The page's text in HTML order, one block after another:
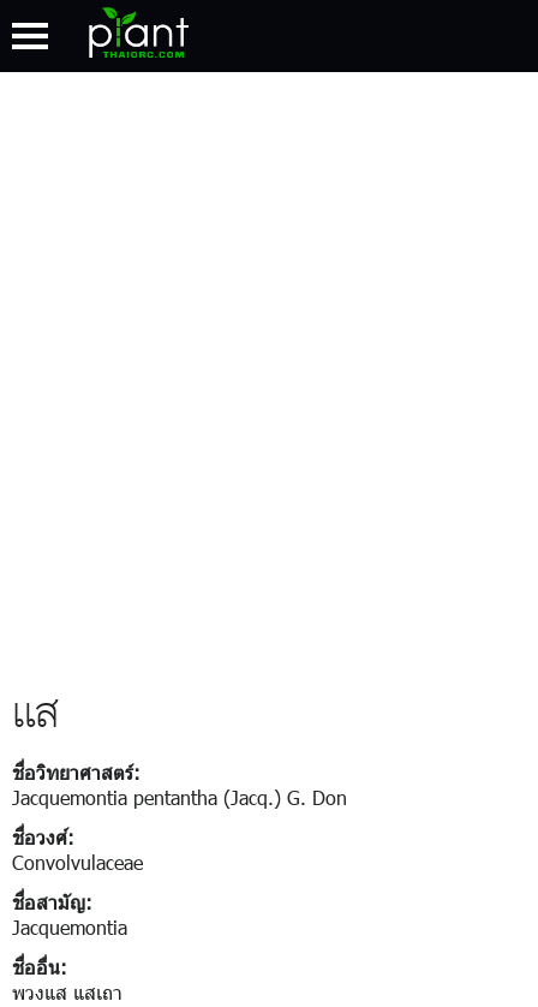
แส
ชื่อวิทยาศาสตร์:
Jacquemontia pentantha (Jacq.) G. Don
ชื่อวงศ์:
Convolvulaceae
ชื่อสามัญ:
Jacquemontia
ชื่ออื่น:
พวงแส แสเถา